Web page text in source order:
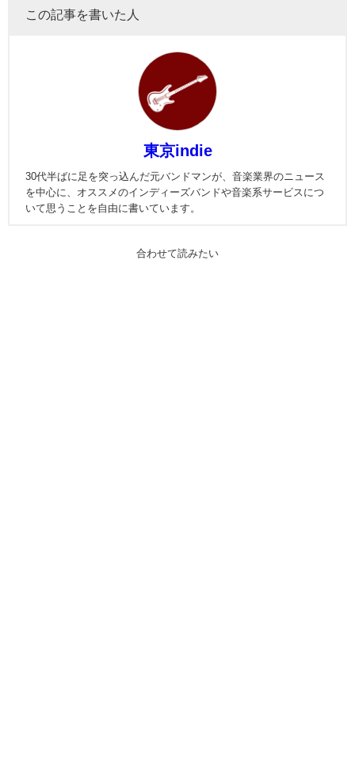
この記事を書いた人
東京indie
30代半ばに足を突っ込んだ元バンドマンが、音楽業界のニュース
を中心に、オススメのインディーズバンドや音楽系サービスにつ
いて思うことを自由に書いています。
合わせて読みたい